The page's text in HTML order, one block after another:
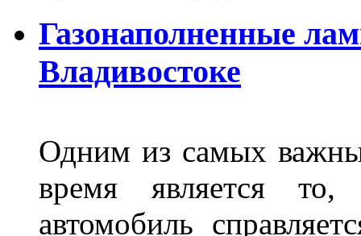
Газонаполненные
Владивостоке
Одним из самых
время является то,
автомобиль